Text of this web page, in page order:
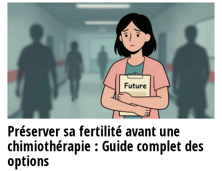
Préserver sa fertilité avant une
chimiothérapie : Guide complet des
options